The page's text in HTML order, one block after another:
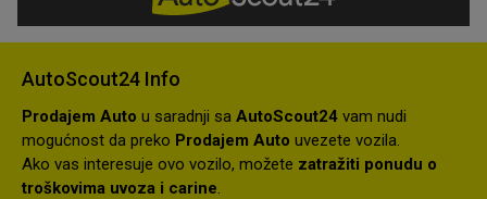
AutoScout24 Info
Prodajem Auto u saradnji sa AutoScout24 vam nudi
mogućnost da preko Prodajem Auto uvezete vozila.
Ako vas interesuje ovo vozilo, možete zatražiti ponudu o
troškovima uvoza i carine.